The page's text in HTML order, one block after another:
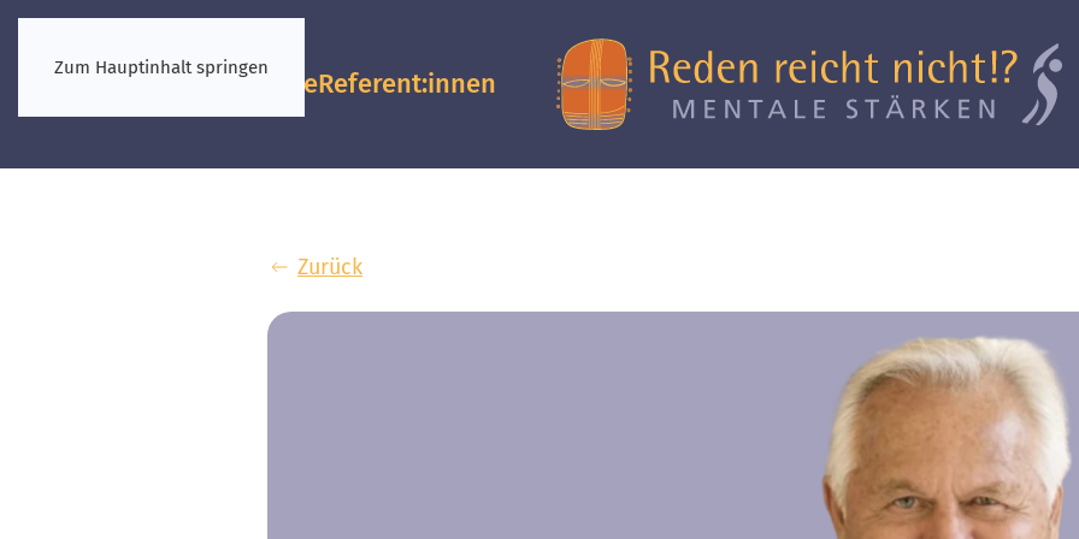
Zum Hauptinhalt springen
VorkongresseReferent:innen
Zurück